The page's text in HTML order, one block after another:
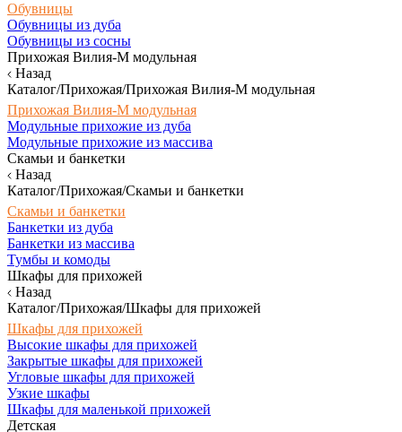
Обувницы
Обувницы из дуба
Обувницы из сосны
Прихожая Вилия-М модульная
Назад
Каталог/Прихожая/Прихожая Вилия-М модульная
Прихожая Вилия-М модульная
Модульные прихожие из дуба
Модульные прихожие из массива
Скамьи и банкетки
Назад
Каталог/Прихожая/Скамьи и банкетки
Скамьи и банкетки
Банкетки из дуба
Банкетки из массива
Тумбы и комоды
Шкафы для прихожей
Назад
Каталог/Прихожая/Шкафы для прихожей
Шкафы для прихожей
Высокие шкафы для прихожей
Закрытые шкафы для прихожей
Угловые шкафы для прихожей
Узкие шкафы
Шкафы для маленькой прихожей
Детская